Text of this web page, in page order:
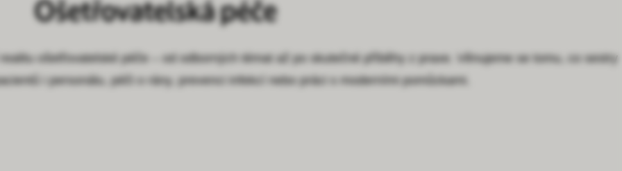
Ošetřovatelská péče
ošetřovatelské péče – od odborných témat až po skutečné příběhy z praxe. Věnujeme se tomu, co sestry
i personálu, péči o rány, prevenci infekcí nebo práci s moderními pomůckami.